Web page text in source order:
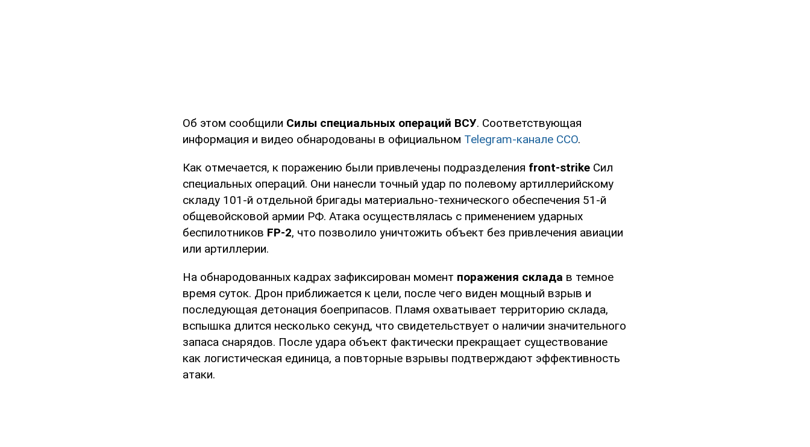
Об этом сообщили Силы специальных операций ВСУ. Соответствующая
информация и видео обнародованы в официальном Telegram-канале ССО.
Как отмечается, к поражению были привлечены подразделения front-strike Сил
специальных операций. Они нанесли точный удар по полевому артиллерийскому
складу 101-й отдельной бригады материально-технического обеспечения 51-й
общевойсковой армии РФ. Атака осуществлялась с применением ударных
беспилотников FP-2, что позволило уничтожить объект без привлечения авиации
или артиллерии.
На обнародованных кадрах зафиксирован момент поражения склада в темное
время суток. Дрон приближается к цели, после чего виден мощный взрыв и
последующая детонация боеприпасов. Пламя охватывает территорию склада,
вспышка длится несколько секунд, что свидетельствует о наличии значительного
запаса снарядов. После удара объект фактически прекращает существование
как логистическая единица, а повторные взрывы подтверждают эффективность
атаки.